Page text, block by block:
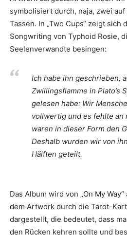
symbolisiert durch, naja, zwei
Tassen. In „Two Cups“ zeigt sich
Songwriting von Typhoid Rosie,
Seelenverwandte besingen:
Ich habe ihn geschrieben,
Zwillingsflamme in Plato’s
gelesen habe: Wir
vollwertig und es fehlte an
waren in dieser Form den
Deshalb wurden wir von
Hälften geteilt.
Das Album wird von „On My
dem Artwork durch die Tarot-
dargestellt, die bedeutet, dass
den Rücken kehren sollte und